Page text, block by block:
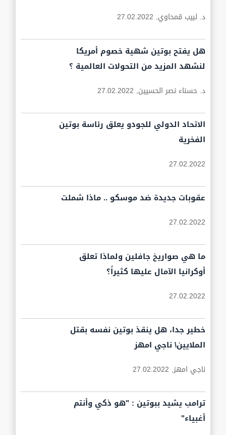
د. لبيب قمحاوي, 27.02.2022
هل يفتح بوتين شهية خصوم أمريكا
لنشهد المزيد من التحولات العالمية ؟
د. حسناء نصر الحسيين, 27.02.2022
الاتحاد الدولي للجودو يعلق رئاسة بوتين
الفخرية
27.02.2022
عقوبات جديدة ضد موسكو .. ماذا شملت
27.02.2022
ما هي صواريخ جافلين ولماذا تعلق
أوكرانيا الآمال عليها كثيراً؟
27.02.2022
خطير جدا، هل ينقذ بوتين نفسه بقتل
الملايين\ ناجي امهز
ناجي امهز, 27.02.2022
ترامب يشيد ببوتين : "هو ذكي وأنتم
أغبياء"